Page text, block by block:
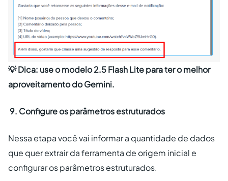
💡 Dica: use o modelo 2.5 Flash Lite para ter o melhor
aproveitamento do Gemini.
9. Configure os parâmetros estruturados
Nessa etapa você vai informar a quantidade de dados
que quer extrair da ferramenta de origem inicial e
configurar os parâmetros estruturados.